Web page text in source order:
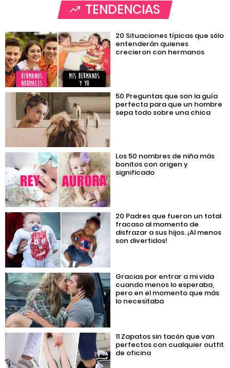
TENDENCIAS
20 Situaciones típicas que sólo
entenderán quienes
crecieron con hermanos
50 Preguntas que son la guía
perfecta para que un hombre
sepa todo sobre una chica
Los 50 nombres de niña más
bonitos con origen y
significado
20 Padres que fueron un total
fracaso al momento de
disfrazar a sus hijos. ¡Al menos
son divertidos!
Gracias por entrar a mi vida
cuando menos lo esperaba,
pero en el momento que más
lo necesitaba
11 Zapatos sin tacón que van
perfectos con cualquier outfit
de oficina